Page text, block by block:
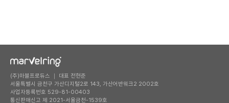
(주)마블프로듀스 ｜ 대표 전현준
서울특별시 금천구 가산디지털2로 143, 가산어반워크2 2002호
사업자등록번호 529-81-00403
통신판매신고 제 2021-서울금천-1539호